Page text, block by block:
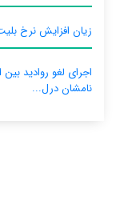
زیان افزایش نرخ
اجرای لغو روادید
نامشان درل...